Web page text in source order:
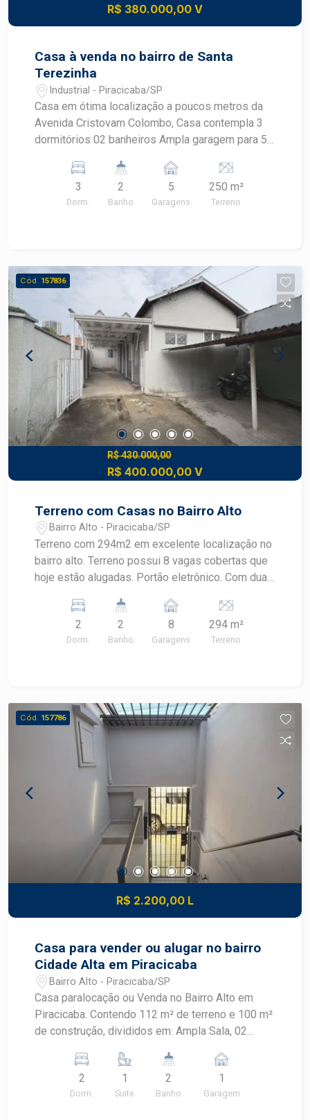
R$ 380.000,00 V
Casa à venda no bairro de Santa
Terezinha
Industrial - Piracicaba/SP
Casa em ótima localização a poucos metros da
Avenida Cristovam Colombo, Casa contempla 3
dormitórios 02 banheiros Ampla garagem para 5
3
Dorm.
2
Banho
5
Garagens
250 m²
Terreno
Cód. 157836
R$ 430.000,00
R$ 400.000,00 V
Terreno com Casas no Bairro Alto
Bairro Alto - Piracicaba/SP
Terreno com 294m2 em excelente localização no
bairro alto. Terreno possui 8 vagas cobertas que
hoje estão alugadas. Portão eletrônico. Com duas
externo. - Segunda com quarto, sala, cozinha,
banheiro e lavanderia e 1 vaga.
2
Dorm.
2
Banho
8
Garagens
294 m²
Terreno
Cód. 157786
R$ 2.200,00 L
Casa para vender ou alugar no bairro
Cidade Alta em Piracicaba
Bairro Alto - Piracicaba/SP
Casa paralocação ou Venda no Bairro Alto em
Piracicaba. Contendo 112 m² de terreno e 100 m²
de construção, divididos em: Ampla Sala, 02
embutido na suíte, cozinha com gabinete ,
banheiro, Lavanderia coberta.01 vaga de garagem
coberta.OPORTUNIDADE Localizada no bairro
2
Dorm.
1
Suite
2
Banho
1
Garagem